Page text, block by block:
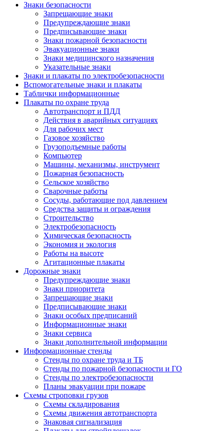
Знаки безопасности
Запрещающие знаки
Предупреждающие знаки
Предписывающие знаки
Знаки пожарной безопасности
Эвакуационные знаки
Знаки медицинского назначения
Указательные знаки
Знаки и плакаты по электробезопасности
Вспомогательные знаки и плакаты
Таблички информационные
Плакаты по охране труда
Автотранспорт и ПДД
Действия в аварийных ситуациях
Для рабочих мест
Газовое хозяйство
Грузоподъемные работы
Компьютер
Машины, механизмы, инструмент
Пожарная безопасность
Сельское хозяйство
Сварочные работы
Сосуды, работающие под давлением
Средства защиты и ограждения
Строительство
Электробезопасность
Химическая безопасность
Экономия и экология
Работы на высоте
Агитационные плакаты
Дорожные знаки
Предупреждающие знаки
Знаки приоритета
Запрещающие знаки
Предписывающие знаки
Знаки особых предписаний
Информационные знаки
Знаки сервиса
Знаки дополнительной информации
Информационные стенды
Стенды по охране труда и ТБ
Стенды по пожарной безопасности и ГО
Стенды по электробезопасности
Планы эвакуации при пожаре
Схемы строповки грузов
Схемы складирования
Схемы движения автотранспорта
Знаковая сигнализация